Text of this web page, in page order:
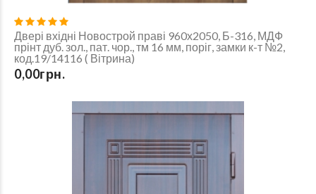
Двері вхідні Новострой праві 960х2050, Б-316, МДФ
прінт дуб. зол., пат. чор., тм 16 мм, поріг, замки к-т №2,
код.19/14116 ( Вітрина)
0,00грн.